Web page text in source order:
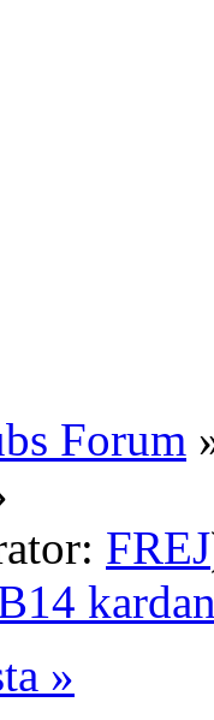
Forum
FREJ
»